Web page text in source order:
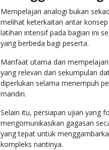
Mempelajari analogi bukan
melihat keterkaitan antar
latihan intensif pada bagian ini
yang berbeda bagi peserta.
Manfaat utama dari
yang relevan dari sekumpulan
diperlukan selama menempuh
mandiri.
Selain itu, persiapan ujian yang
mengomunikasikan gagasan
yang tepat untuk
kompleks nantinya.